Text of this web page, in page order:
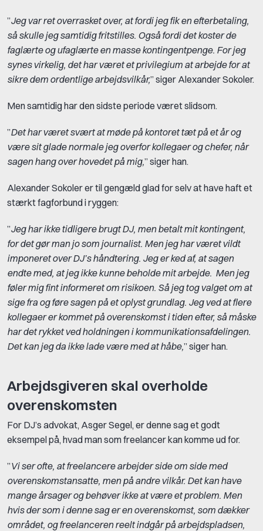
”Jeg var ret overrasket over, at fordi jeg fik en efterbetaling,
så skulle jeg samtidig fritstilles. Også fordi det koster de
faglærte og ufaglærte en masse kontingentpenge. For jeg
synes virkelig, det har været et privilegium at arbejde for at
sikre dem ordentlige arbejdsvilkår,” siger Alexander Sokoler.
Men samtidig har den sidste periode været slidsom.
”Det har været svært at møde på kontoret tæt på et år og
være sit glade normale jeg overfor kollegaer og chefer, når
sagen hang over hovedet på mig,” siger han.
Alexander Sokoler er til gengæld glad for selv at have haft et
stærkt fagforbund i ryggen:
”Jeg har ikke tidligere brugt DJ, men betalt mit kontingent,
for det gør man jo som journalist. Men jeg har været vildt
imponeret over DJ’s håndtering. Jeg er ked af, at sagen
endte med, at jeg ikke kunne beholde mit arbejde. Men jeg
føler mig fint informeret om risikoen. Så jeg tog valget om at
sige fra og føre sagen på et oplyst grundlag. Jeg ved at flere
kollegaer er kommet på overenskomst i tiden efter, så måske
har det rykket ved holdningen i kommunikationsafdelingen.
Det kan jeg da ikke lade være med at håbe,” siger han.
Arbejdsgiveren skal overholde
overenskomsten
For DJ’s advokat, Asger Segel, er denne sag et godt
eksempel på, hvad man som freelancer kan komme ud for.
”Vi ser ofte, at freelancere arbejder side om side med
overenskomstansatte, men på andre vilkår. Det kan have
mange årsager og behøver ikke at være et problem. Men
hvis der som i denne sag er en overenskomst, som dækker
området, og freelanceren reelt indgår på arbejdspladsen,